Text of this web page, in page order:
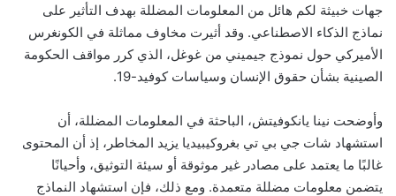
جهات خبيثة لكم هائل من المعلومات المضللة بهدف التأثير على
نماذج الذكاء الاصطناعي. وقد أثيرت مخاوف مماثلة في الكونغرس
الأميركي حول نموذج جيميني من غوغل، الذي كرر مواقف الحكومة
الصينية بشأن حقوق الإنسان وسياسات كوفيد-19.
وأوضحت نينا يانكوفيتش، الباحثة في المعلومات المضللة، أن
استشهاد شات جي بي تي بغروكيبيديا يزيد المخاطر، إذ أن المحتوى
غالبًا ما يعتمد على مصادر غير موثوقة أو سيئة التوثيق، وأحيانًا
يتضمن معلومات مضللة متعمدة. ومع ذلك، فإن استشهاد النماذج